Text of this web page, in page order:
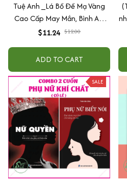
Tuệ Anh _Lá Bồ Đề Mạ Vàng
Cao Cấp May Mắn, Bình An,
Chiêu Tài Lộc
$11.24 $12.00
ADD TO CART
SALE